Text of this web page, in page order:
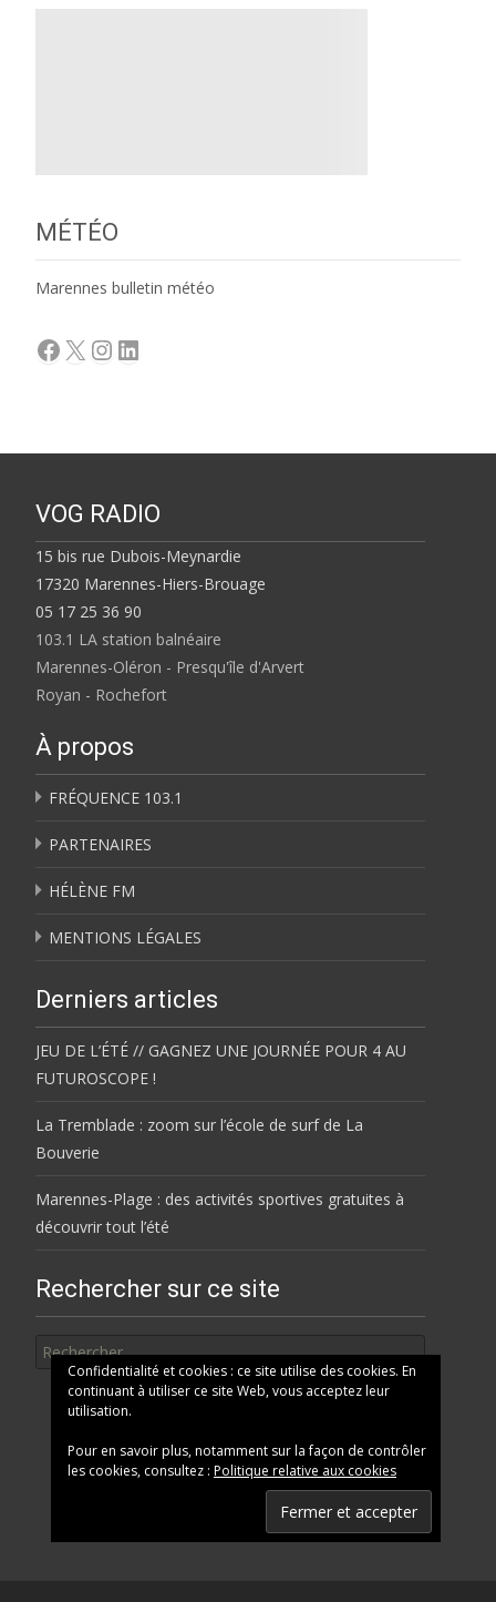
MÉTÉO
Marennes bulletin météo
Facebook
X Instagram
LinkedIn
VOG RADIO
15 bis rue Dubois-Meynardie
17320 Marennes-Hiers-Brouage
05 17 25 36 90
103.1 LA station balnéaire
Marennes-Oléron - Presqu'île d'Arvert
Royan - Rochefort
À propos
FRÉQUENCE 103.1
PARTENAIRES
HÉLÈNE FM
MENTIONS LÉGALES
Derniers articles
JEU DE L’ÉTÉ // GAGNEZ UNE JOURNÉE POUR 4 AU
FUTUROSCOPE !
La Tremblade : zoom sur l’école de surf de La
Bouverie
Marennes-Plage : des activités sportives gratuites à
découvrir tout l’été
Rechercher sur ce site
Confidentialité et cookies : ce site utilise des cookies. En
continuant à utiliser ce site Web, vous acceptez leur
utilisation.
Pour en savoir plus, notamment sur la façon de contrôler
les cookies, consultez : Politique relative aux cookies